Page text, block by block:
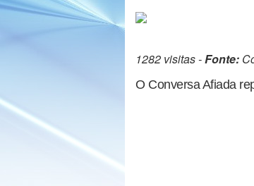
1282 visitas -Fonte:
O Conversa Afiada